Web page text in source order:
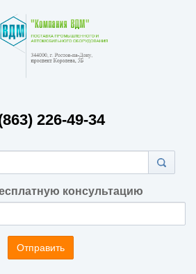
226-49-34
консультацию
Отправить